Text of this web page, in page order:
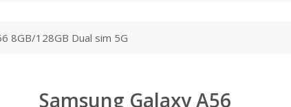
8GB/128GB Dual sim 5G
Samsung Galaxy A56